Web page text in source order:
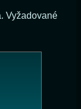
Vyžadované